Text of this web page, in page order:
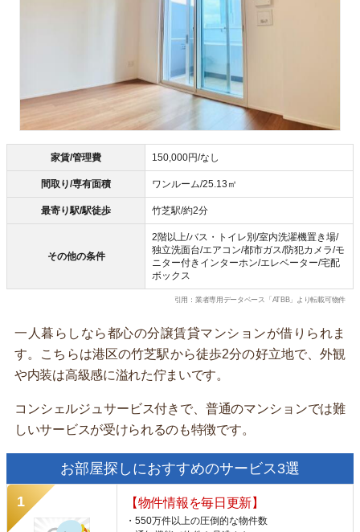
家賃/管理費 150,000円/なし
間取り/専有面積 ワンルーム/25.13㎡
最寄り駅/駅徒歩 竹芝駅/約2分
その他の条件
2階以上/バス・トイレ別/室内洗濯機置き場/
独立洗面台/エアコン/都市ガス/防犯カメラ/モ
ニター付きインターホン/エレベーター/宅配
ボックス
引用：業者専用データベース「ATBB」より転載可物件
一人暮らしなら都心の分譲賃貸マンションが借りられま
す。こちらは港区の竹芝駅から徒歩2分の好立地で、外観
や内装は高級感に溢れた佇まいです。
コンシェルジュサービス付きで、普通のマンションでは難
しいサービスが受けられるのも特徴です。
お部屋探しにおすすめのサービス3選
【物件情報を毎日更新】
・550万件以上の圧倒的な物件数